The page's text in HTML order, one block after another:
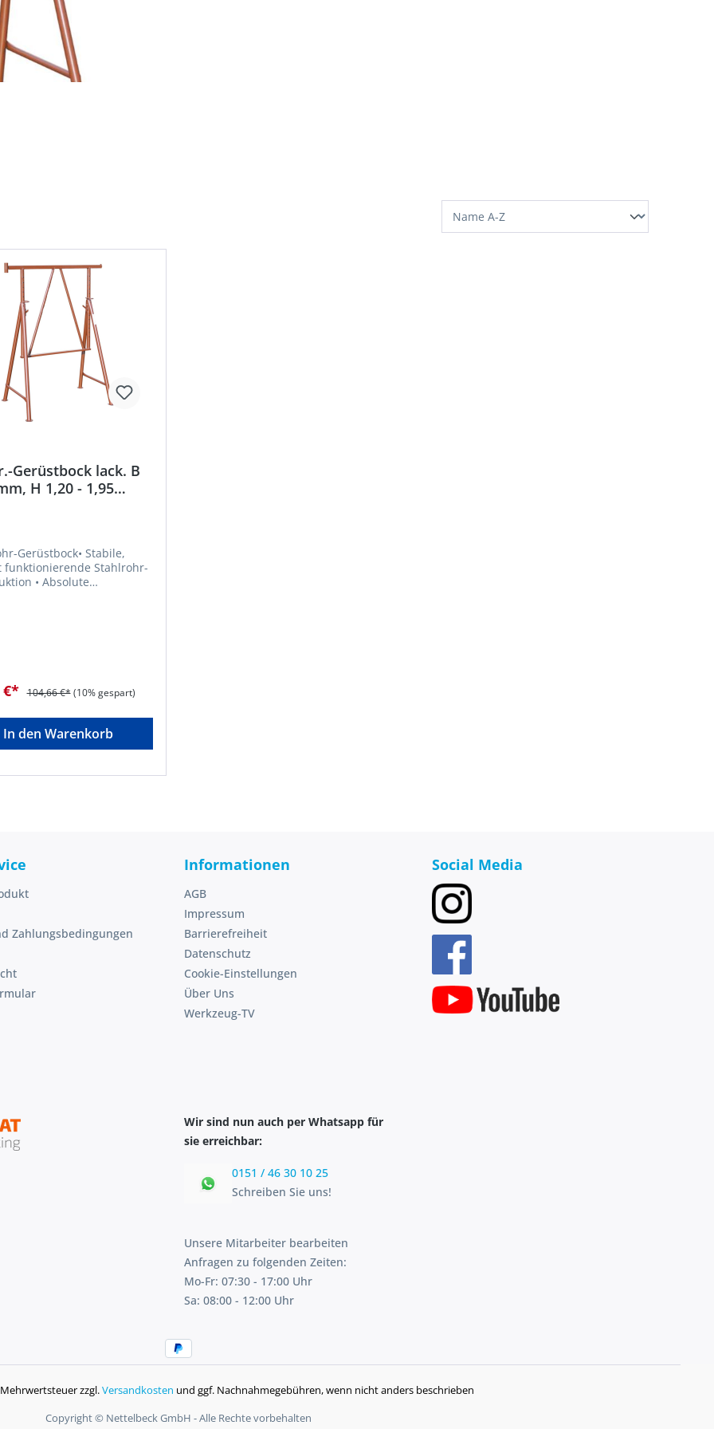
Gerüstbock lack. B
H 1,20 - 1,95
Gerüstbock• Stabile,
funktionierende Stahlrohr-
Absolute
Einsatz •
für Geländerpfosten
und sind von
Müller
€* 104,66 €* (10% gespart)
In den Warenkorb
Zahlungsbedingungen
Informationen
AGB
Impressum
Barrierefreiheit
Datenschutz
Cookie-Einstellungen
Über Uns
Werkzeug-TV
Social Media
Wir sind nun auch per Whatsapp für
sie erreichbar:
0151 / 46 30 10 25
Schreiben Sie uns!
Unsere Mitarbeiter bearbeiten
Anfragen zu folgenden Zeiten:
Mo-Fr: 07:30 - 17:00 Uhr
Sa: 08:00 - 12:00 Uhr
zzgl.Versandkosten und ggf. Nachnahmegebühren, wenn nicht anders beschrieben
Copyright © Nettelbeck GmbH - Alle Rechte vorbehalten